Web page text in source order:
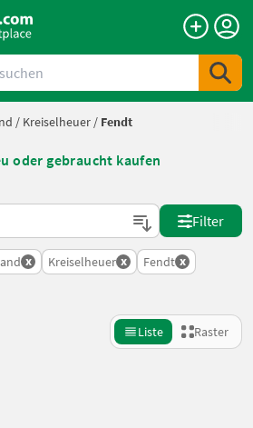
/ Kreiselheuer / Fendt
oder gebraucht kaufen
sortiert
Filter
x Kreiselheuer x Fendt x
Liste Raster